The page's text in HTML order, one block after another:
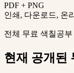
PDF + PNG
인쇄, 다운로드, 온
전체 무료 색칠공부
현재 공개된